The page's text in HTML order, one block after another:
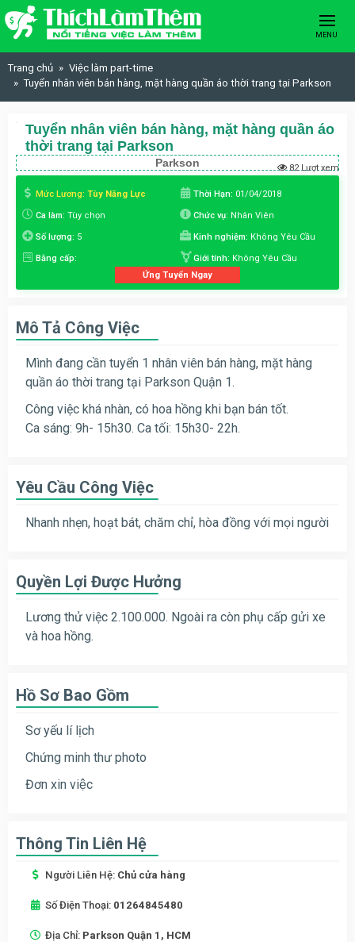
Skip to content
MENU
Trang chủ
Việc làm part-time
Tuyển nhân viên bán hàng, mặt hàng quần áo thời trang tại Parkson
Tuyển nhân viên bán hàng, mặt hàng quần áo
thời trang tại Parkson
Parkson 82 Lượt xem
Mức Lương: Tùy Năng Lực Thời Hạn: 01/04/2018
Ca làm: Tùy chọn Chức vụ: Nhân Viên
Số lượng: 5 Kinh nghiệm: Không Yêu Cầu
Bằng cấp: Giới tính: Không Yêu Cầu
Ứng Tuyển Ngay
Mô Tả Công Việc
Mình đang cần tuyển 1 nhân viên bán hàng, mặt hàng
quần áo thời trang tại Parkson Quận 1.
Công việc khá nhàn, có hoa hồng khi bạn bán tốt.
Ca sáng: 9h- 15h30. Ca tối: 15h30- 22h.
Yêu Cầu Công Việc
Nhanh nhẹn, hoạt bát, chăm chỉ, hòa đồng với mọi người
Quyền Lợi Được Hưởng
Lương thử việc 2.100.000. Ngoài ra còn phụ cấp gửi xe
và hoa hồng.
Hồ Sơ Bao Gồm
Sơ yếu lí lịch
Chứng minh thư photo
Đơn xin việc
Thông Tin Liên Hệ
Người Liên Hệ: Chủ cửa hàng
Số Điện Thoại: 01264845480
Địa Chỉ: Parkson Quận 1, HCM